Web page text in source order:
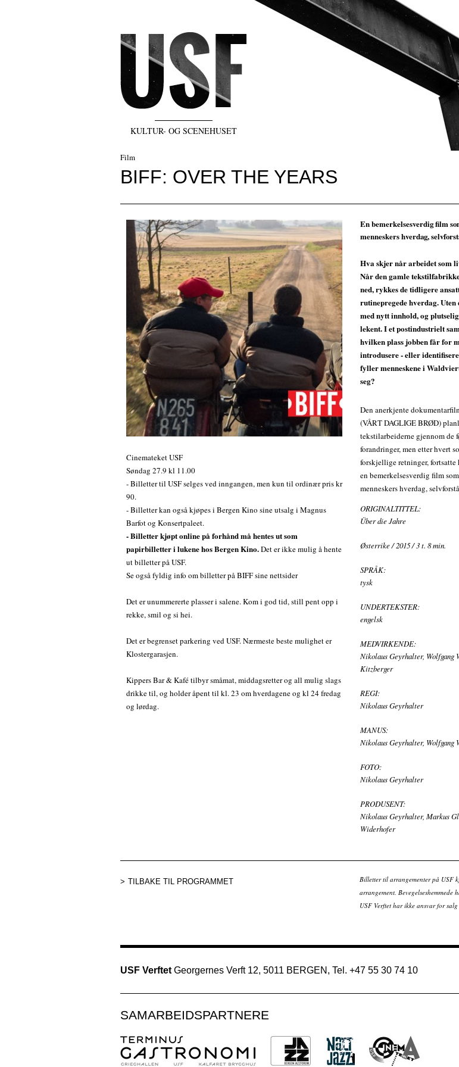
KULTUR- OG SCENEHUSET
Film
BIFF: OVER THE YEARS
Cinemateket USF
Søndag 27.9 kl 11.00
- Billetter til USF selges ved inngangen, men kun til ordinær pris kr
90.
- Billetter kan også kjøpes i Bergen Kino sine utsalg i Magnus
Barfot og Konsertpaleet.
- Billetter kjøpt online på forhånd må hentes ut som
papirbilletter i lukene hos Bergen Kino.Det er ikke mulig å hente
ut billetter på USF.
Se også fyldig info om billetter på BIFF sine nettsider
Det er unummererte plasser i salene. Kom i god tid, still pent opp i
rekke, smil og si hei.
Det er begrenset parkering ved USF. Nærmeste beste mulighet er
Klostergarasjen.
Kippers Bar & Kafé tilbyr småmat, middagsretter og all mulig slags
drikke til, og holder åpent til kl. 23 om hverdagene og kl 24 fredag
og lørdag.
En bemerkelsesverdig film
menneskers hverdag,
Hva skjer når arbeidet som
Når den gamle
ned, rykkes de tidligere
rutinepregede hverdag.
med nytt innhold, og
lekent. I et postindustrielt
hvilken plass jobben får for
introdusere - eller
fyller menneskene i
seg?
Den anerkjente
(VÅRT DAGLIGE BRØD)
tekstilarbeiderne gjennom de
forandringer, men etter hvert
forskjellige retninger, fortsatte
en bemerkelsesverdig film
menneskers hverdag,
ORIGINALTITTEL:
Über die Jahre
Østerrike / 2015 / 3 t. 8 min.
SPRÅK:
tysk
UNDERTEKSTER:
engelsk
MEDVIRKENDE:
Nikolaus Geyrhalter,
Kitzberger
REGI:
Nikolaus Geyrhalter
MANUS:
Nikolaus Geyrhalter, Wolfgang
FOTO:
Nikolaus Geyrhalter
PRODUSENT:
Nikolaus Geyrhalter, Markus
Widerhofer
TILBAKE TIL PROGRAMMET
Billetter til arrangementer på USF
arrangement.
USF Verftet har ikke ansvar for
USF Verftet Georgernes Verft 12, 5011 BERGEN, Tel. +47 55 30 74 10
SAMARBEIDSPARTNERE